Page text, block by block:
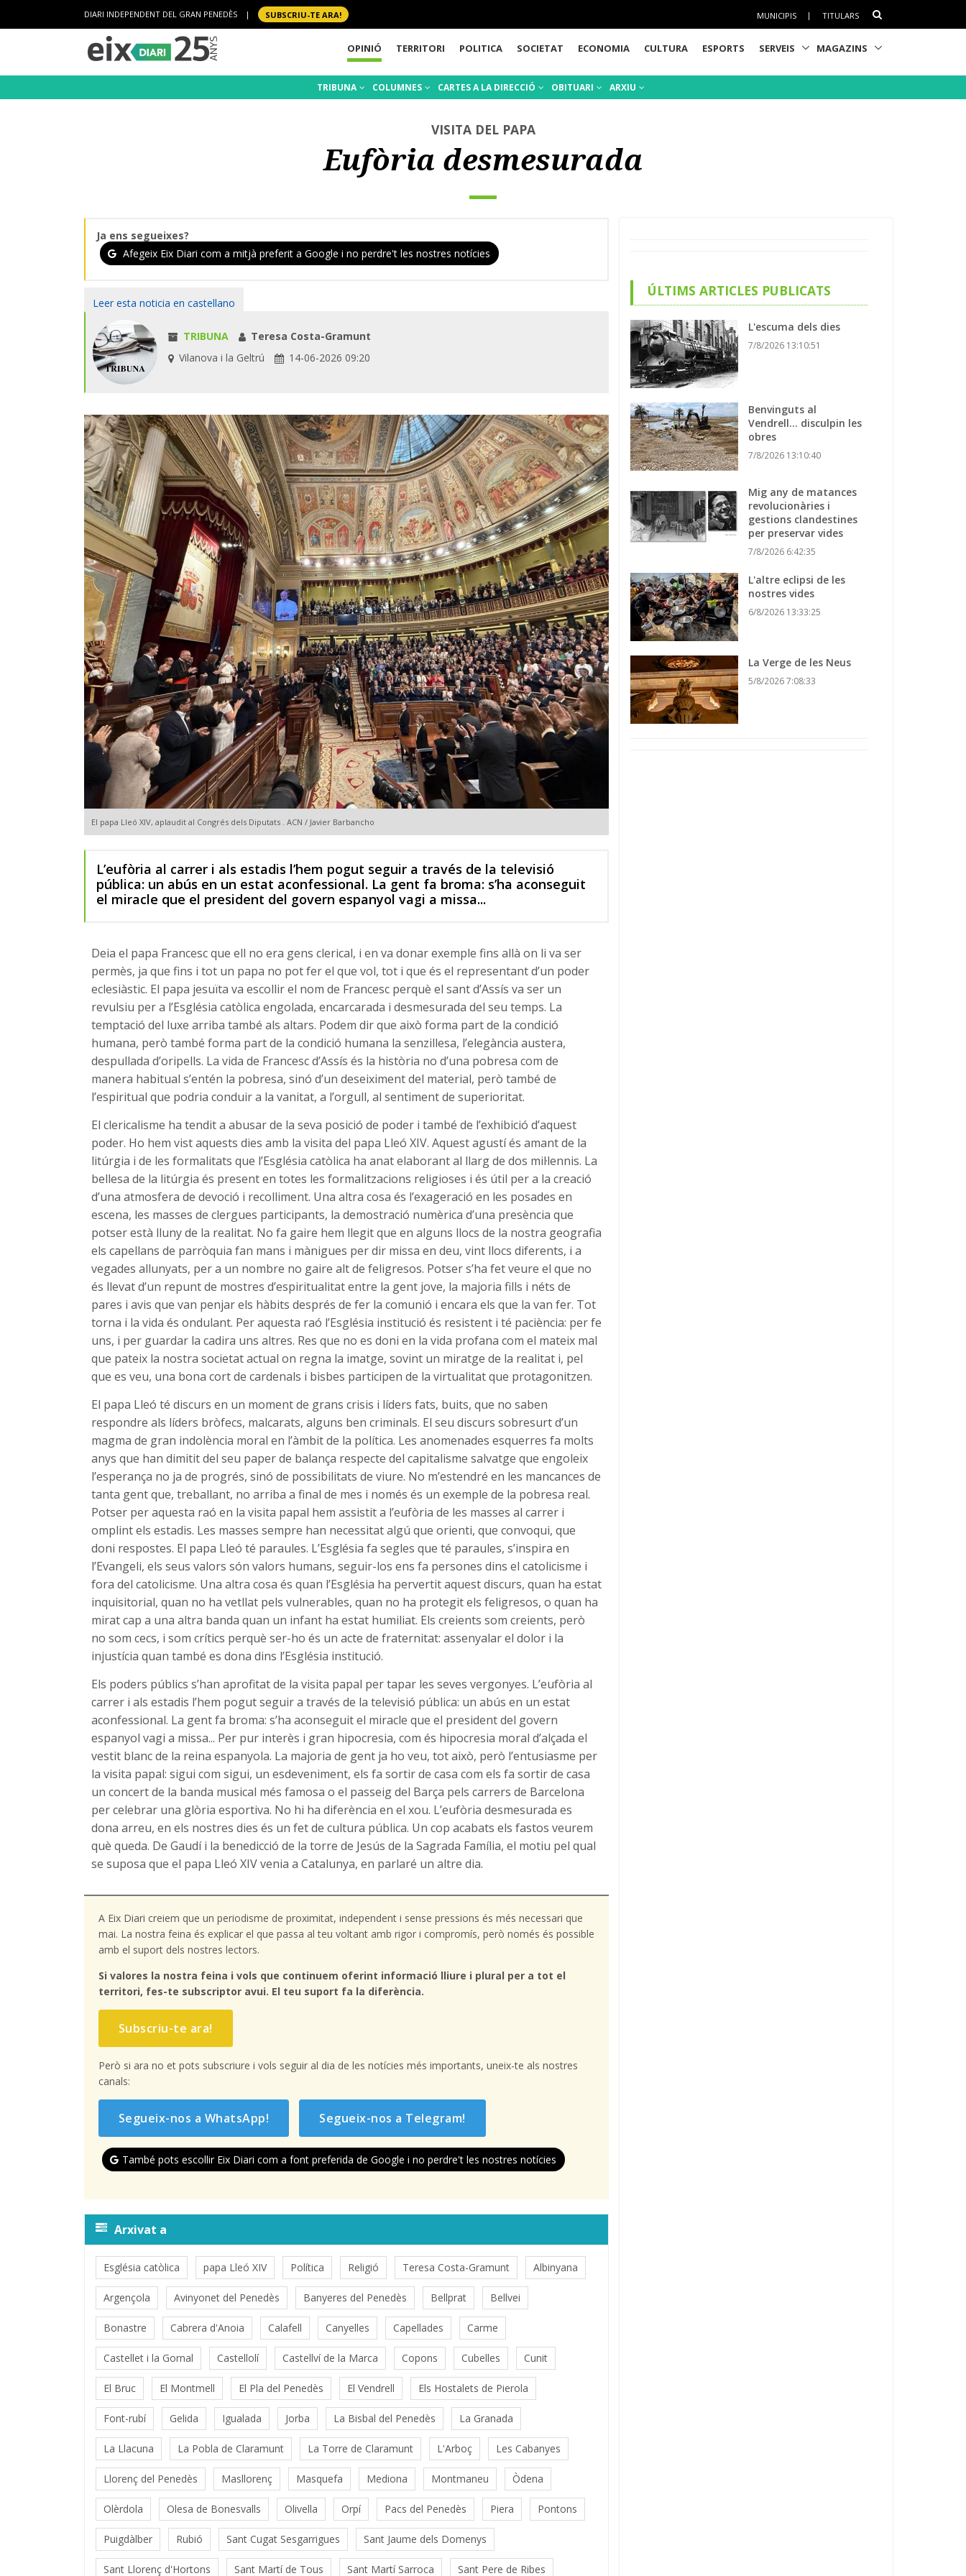
DIARI INDEPENDENT DEL GRAN PENEDÈS | SUBSCRIU-TE ARA! MUNICIPIS | TITULARS
OPINIÓ TERRITORI POLITICA SOCIETAT ECONOMIA CULTURA ESPORTS SERVEIS MAGAZINS
TRIBUNA COLUMNES CARTES A LA DIRECCIÓ OBITUARI ARXIU
VISITA DEL PAPA
Eufòria desmesurada
Ja ens segueixes?
Afegeix Eix Diari com a mitjà preferit a Google i no perdre't les nostres notícies
Leer esta noticia en castellano
TRIBUNA
Teresa Costa-Gramunt
Vilanova i la Geltrú
14-06-2026 09:20
El papa Lleó XIV, aplaudit al Congrés dels Diputats . ACN / Javier Barbancho
L’eufòria al carrer i als estadis l’hem pogut seguir a través de la televisió
pública: un abús en un estat aconfessional. La gent fa broma: s’ha aconseguit
el miracle que el president del govern espanyol vagi a missa...
Deia el papa Francesc que ell no era gens clerical, i en va donar exemple fins allà on li va ser
permès, ja que fins i tot un papa no pot fer el que vol, tot i que és el representant d’un poder
eclesiàstic. El papa jesuïta va escollir el nom de Francesc perquè el sant d’Assís va ser un
revulsiu per a l’Església catòlica engolada, encarcarada i desmesurada del seu temps. La
temptació del luxe arriba també als altars. Podem dir que això forma part de la condició
humana, però també forma part de la condició humana la senzillesa, l’elegància austera,
despullada d’oripells. La vida de Francesc d’Assís és la història no d’una pobresa com de
manera habitual s’entén la pobresa, sinó d’un deseiximent del material, però també de
l’espiritual que podria conduir a la vanitat, a l’orgull, al sentiment de superioritat.
El clericalisme ha tendit a abusar de la seva posició de poder i també de l’exhibició d’aquest
poder. Ho hem vist aquests dies amb la visita del papa Lleó XIV. Aquest agustí és amant de la
litúrgia i de les formalitats que l’Església catòlica ha anat elaborant al llarg de dos mil·lennis. La
bellesa de la litúrgia és present en totes les formalitzacions religioses i és útil per a la creació
d’una atmosfera de devoció i recolliment. Una altra cosa és l’exageració en les posades en
escena, les masses de clergues participants, la demostració numèrica d’una presència que
potser està lluny de la realitat. No fa gaire hem llegit que en alguns llocs de la nostra geografia
els capellans de parròquia fan mans i mànigues per dir missa en deu, vint llocs diferents, i a
vegades allunyats, per a un nombre no gaire alt de feligresos. Potser s’ha fet veure el que no
és llevat d’un repunt de mostres d’espiritualitat entre la gent jove, la majoria fills i néts de
pares i avis que van penjar els hàbits després de fer la comunió i encara els que la van fer. Tot
torna i la vida és ondulant. Per aquesta raó l’Església institució és resistent i té paciència: per fe
uns, i per guardar la cadira uns altres. Res que no es doni en la vida profana com el mateix mal
que pateix la nostra societat actual on regna la imatge, sovint un miratge de la realitat i, pel
que es veu, una bona cort de cardenals i bisbes participen de la virtualitat que protagonitzen.
El papa Lleó té discurs en un moment de grans crisis i líders fats, buits, que no saben
respondre als líders bròfecs, malcarats, alguns ben criminals. El seu discurs sobresurt d’un
magma de gran indolència moral en l’àmbit de la política. Les anomenades esquerres fa molts
anys que han dimitit del seu paper de balança respecte del capitalisme salvatge que engoleix
l’esperança no ja de progrés, sinó de possibilitats de viure. No m’estendré en les mancances de
tanta gent que, treballant, no arriba a final de mes i només és un exemple de la pobresa real.
Potser per aquesta raó en la visita papal hem assistit a l’eufòria de les masses al carrer i
omplint els estadis. Les masses sempre han necessitat algú que orienti, que convoqui, que
doni respostes. El papa Lleó té paraules. L’Església fa segles que té paraules, s’inspira en
l’Evangeli, els seus valors són valors humans, seguir-los ens fa persones dins el catolicisme i
fora del catolicisme. Una altra cosa és quan l’Església ha pervertit aquest discurs, quan ha estat
inquisitorial, quan no ha vetllat pels vulnerables, quan no ha protegit els feligresos, o quan ha
mirat cap a una altra banda quan un infant ha estat humiliat. Els creients som creients, però
no som cecs, i som crítics perquè ser-ho és un acte de fraternitat: assenyalar el dolor i la
injustícia quan també es dona dins l’Església institució.
Els poders públics s’han aprofitat de la visita papal per tapar les seves vergonyes. L’eufòria al
carrer i als estadis l’hem pogut seguir a través de la televisió pública: un abús en un estat
aconfessional. La gent fa broma: s’ha aconseguit el miracle que el president del govern
espanyol vagi a missa... Per pur interès i gran hipocresia, com és hipocresia moral d’alçada el
vestit blanc de la reina espanyola. La majoria de gent ja ho veu, tot això, però l’entusiasme per
la visita papal: sigui com sigui, un esdeveniment, els fa sortir de casa com els fa sortir de casa
un concert de la banda musical més famosa o el passeig del Barça pels carrers de Barcelona
per celebrar una glòria esportiva. No hi ha diferència en el xou. L’eufòria desmesurada es
dona arreu, en els nostres dies és un fet de cultura pública. Un cop acabats els fastos veurem
què queda. De Gaudí i la benedicció de la torre de Jesús de la Sagrada Família, el motiu pel qual
se suposa que el papa Lleó XIV venia a Catalunya, en parlaré un altre dia.
A Eix Diari creiem que un periodisme de proximitat, independent i sense pressions és més necessari que
mai. La nostra feina és explicar el que passa al teu voltant amb rigor i compromís, però només és possible
amb el suport dels nostres lectors.
Si valores la nostra feina i vols que continuem oferint informació lliure i plural per a tot el
territori, fes-te subscriptor avui. El teu suport fa la diferència.
Subscriu-te ara!
Però si ara no et pots subscriure i vols seguir al dia de les notícies més importants, uneix-te als nostres
canals:
Segueix-nos a WhatsApp! Segueix-nos a Telegram!
També pots escollir Eix Diari com a font preferida de Google i no perdre't les nostres notícies
Arxivat a
Església catòlica papa Lleó XIV Política Religió Teresa Costa-Gramunt Albinyana
Argençola Avinyonet del Penedès Banyeres del Penedès Bellprat Bellvei
Bonastre Cabrera d'Anoia Calafell Canyelles Capellades Carme
Castellet i la Gornal Castellolí Castellví de la Marca Copons Cubelles Cunit
El Bruc El Montmell El Pla del Penedès El Vendrell Els Hostalets de Pierola
Font-rubí Gelida Igualada Jorba La Bisbal del Penedès La Granada
La Llacuna La Pobla de Claramunt La Torre de Claramunt L'Arboç Les Cabanyes
Llorenç del Penedès Masllorenç Masquefa Mediona Montmaneu Òdena
Olèrdola Olesa de Bonesvalls Olivella Orpí Pacs del Penedès Piera Pontons
Puigdàlber Rubió Sant Cugat Sesgarrigues Sant Jaume dels Domenys
Sant Llorenç d'Hortons Sant Martí de Tous Sant Martí Sarroca Sant Pere de Ribes
ÚLTIMS ARTICLES PUBLICATS
L'escuma dels dies
7/8/2026 13:10:51
Benvinguts al
Vendrell... disculpin les
obres
7/8/2026 13:10:40
Mig any de matances
revolucionàries i
gestions clandestines
per preservar vides
7/8/2026 6:42:35
L'altre eclipsi de les
nostres vides
6/8/2026 13:33:25
La Verge de les Neus
5/8/2026 7:08:33